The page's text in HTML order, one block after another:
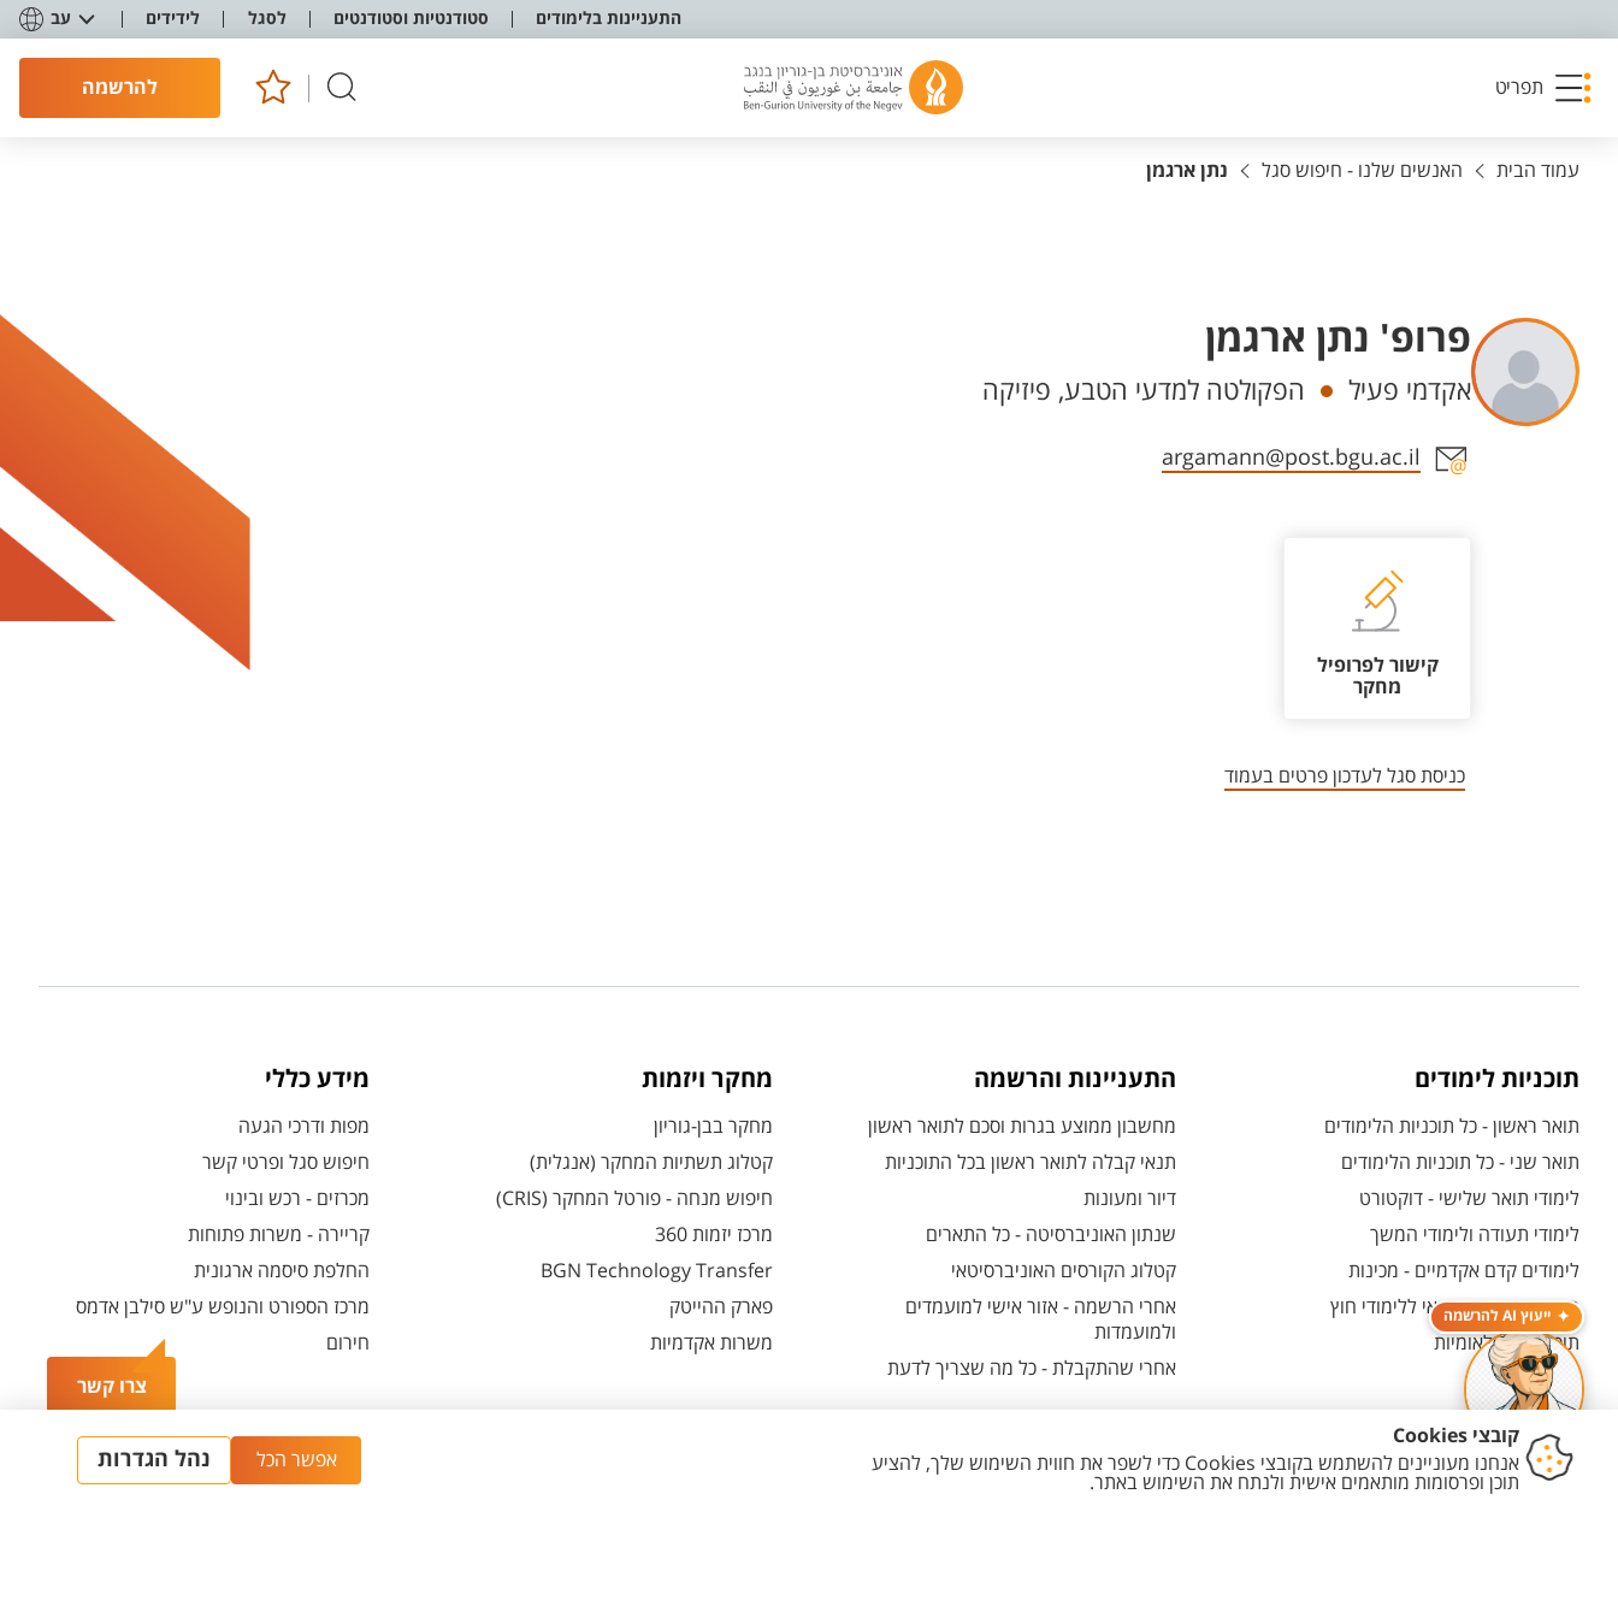
התעניינות בלימודים סטודנטיות וסטודנטים לסגל לידידים עב
תפריט להרשמה
צרו קשר
ייעוץ AI להרשמה
עמוד הבית האנשים שלנו - חיפוש סגל נתן ארגמן
פרופ' נתן ארגמן
יחידות
אקדמי פעיל הפקולטה למדעי הטבע, פיזיקה
אזור צור קשר עם איש הסגל
argamann@post.bgu.ac.il
קישור לפרופיל
מחקר
כניסת סגל לעדכון פרטים בעמוד
תוכניות לימודים
תואר ראשון - כל תוכניות הלימודים
תואר שני - כל תוכניות הלימודים
לימודי תואר שלישי - דוקטורט
לימודי תעודה ולימודי המשך
לימודים קדם אקדמיים - מכינות
המרכז האוניברסיטאי ללימודי חוץ
תוכניות בין-לאומיות
התעניינות והרשמה
מחשבון ממוצע בגרות וסכם לתואר ראשון
תנאי קבלה לתואר ראשון בכל התוכניות
דיור ומעונות
שנתון האוניברסיטה - כל התארים
קטלוג הקורסים האוניברסיטאי
אחרי הרשמה - אזור אישי למועמדים
ולמועמדות
אחרי שהתקבלת - כל מה שצריך לדעת
מחקר ויזמות
מחקר בבן-גוריון
קטלוג תשתיות המחקר (אנגלית)
חיפוש מנחה - פורטל המחקר (CRIS)
מרכז יזמות 360
BGN Technology Transfer
פארק ההייטק
משרות אקדמיות
מידע כללי
מפות ודרכי הגעה
חיפוש סגל ופרטי קשר
מכרזים - רכש ובינוי
קריירה - משרות פתוחות
החלפת סיסמה ארגונית
מרכז הספורט והנופש ע"ש סילבן אדמס
חירום